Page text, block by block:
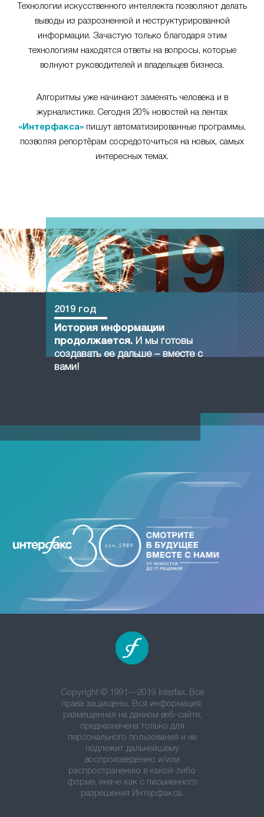
Технологии искусственного интеллекта позволяют делать
выводы из разрозненной и неструктурированной
информации. Зачастую только благодаря этим
технологиям находятся ответы на вопросы, которые
волнуют руководителей и владельцев бизнеса.
Алгоритмы уже начинают заменять человека и в
журналистике. Сегодня 20% новостей на лентах
«Интерфакса» пишут автоматизированные программы,
позволяя репортёрам сосредоточиться на новых, самых
интересных темах.
2019 год
История информации
продолжается. И мы готовы
создавать ее дальше – вместе с
вами!
Copyright © 1991—2019 Interfax. Все
права защищены. Вся информация,
размещенная на данном веб-сайте,
предназначена только для
персонального пользования и не
подлежит дальнейшему
воспроизведению и/или
распространению в какой-либо
форме, иначе как с письменного
разрешения Интерфакса.